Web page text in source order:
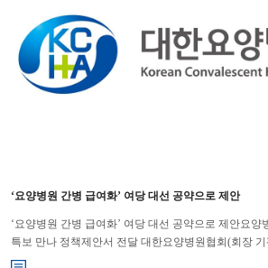
‘요양병원 간병 급여화’ 여당 대선 공약으로 제안
‘요양병원 간병 급여화’ 여당 대선 공약으로 제안요양
특보 만나 정책제안서 전달 대한요양병원협회(회장
요양병원의 의료적 기능 강화를 위한 전문병동제 도입